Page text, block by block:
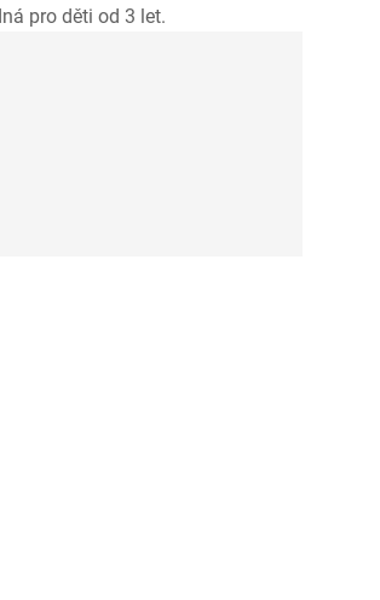
pro děti od 3 let.